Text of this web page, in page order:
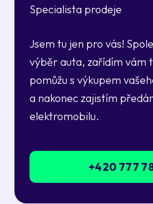
Specialista prodeje
Jsem tu jen pro vás!
výběr auta, zařídím vám
pomůžu s výkupem
a nakonec zajistím
elektromobilu.
+420 777